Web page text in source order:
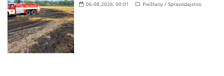
06.08.2026, 00:01 Piešťany / Spravodajstvo